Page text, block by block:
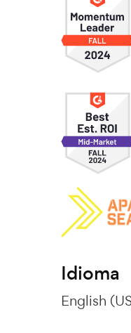
Idioma
English